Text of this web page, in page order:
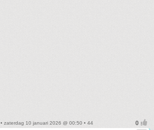
• zaterdag 10 januari 2026 @ 00:50 • 44